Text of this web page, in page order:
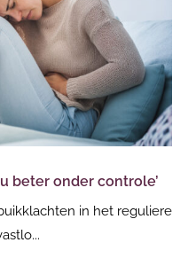
beter onder controle’
in het reguliere